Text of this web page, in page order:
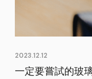
2023.12.12
一定要嘗試的玻